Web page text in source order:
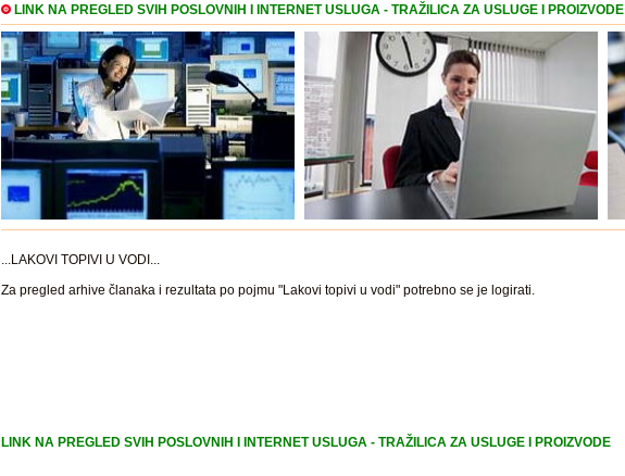
LINK NA PREGLED SVIH POSLOVNIH I INTERNET USLUGA - TRAŽILICA ZA USLUGE I PROIZVODE
...LAKOVI TOPIVI U VODI ...
Za pregled arhive članaka i rezultata po pojmu "Lakovi topivi u vodi" potrebno se je logirati.
LINK NA PREGLED SVIH POSLOVNIH I INTERNET USLUGA - TRAŽILICA ZA USLUGE I PROIZVODE